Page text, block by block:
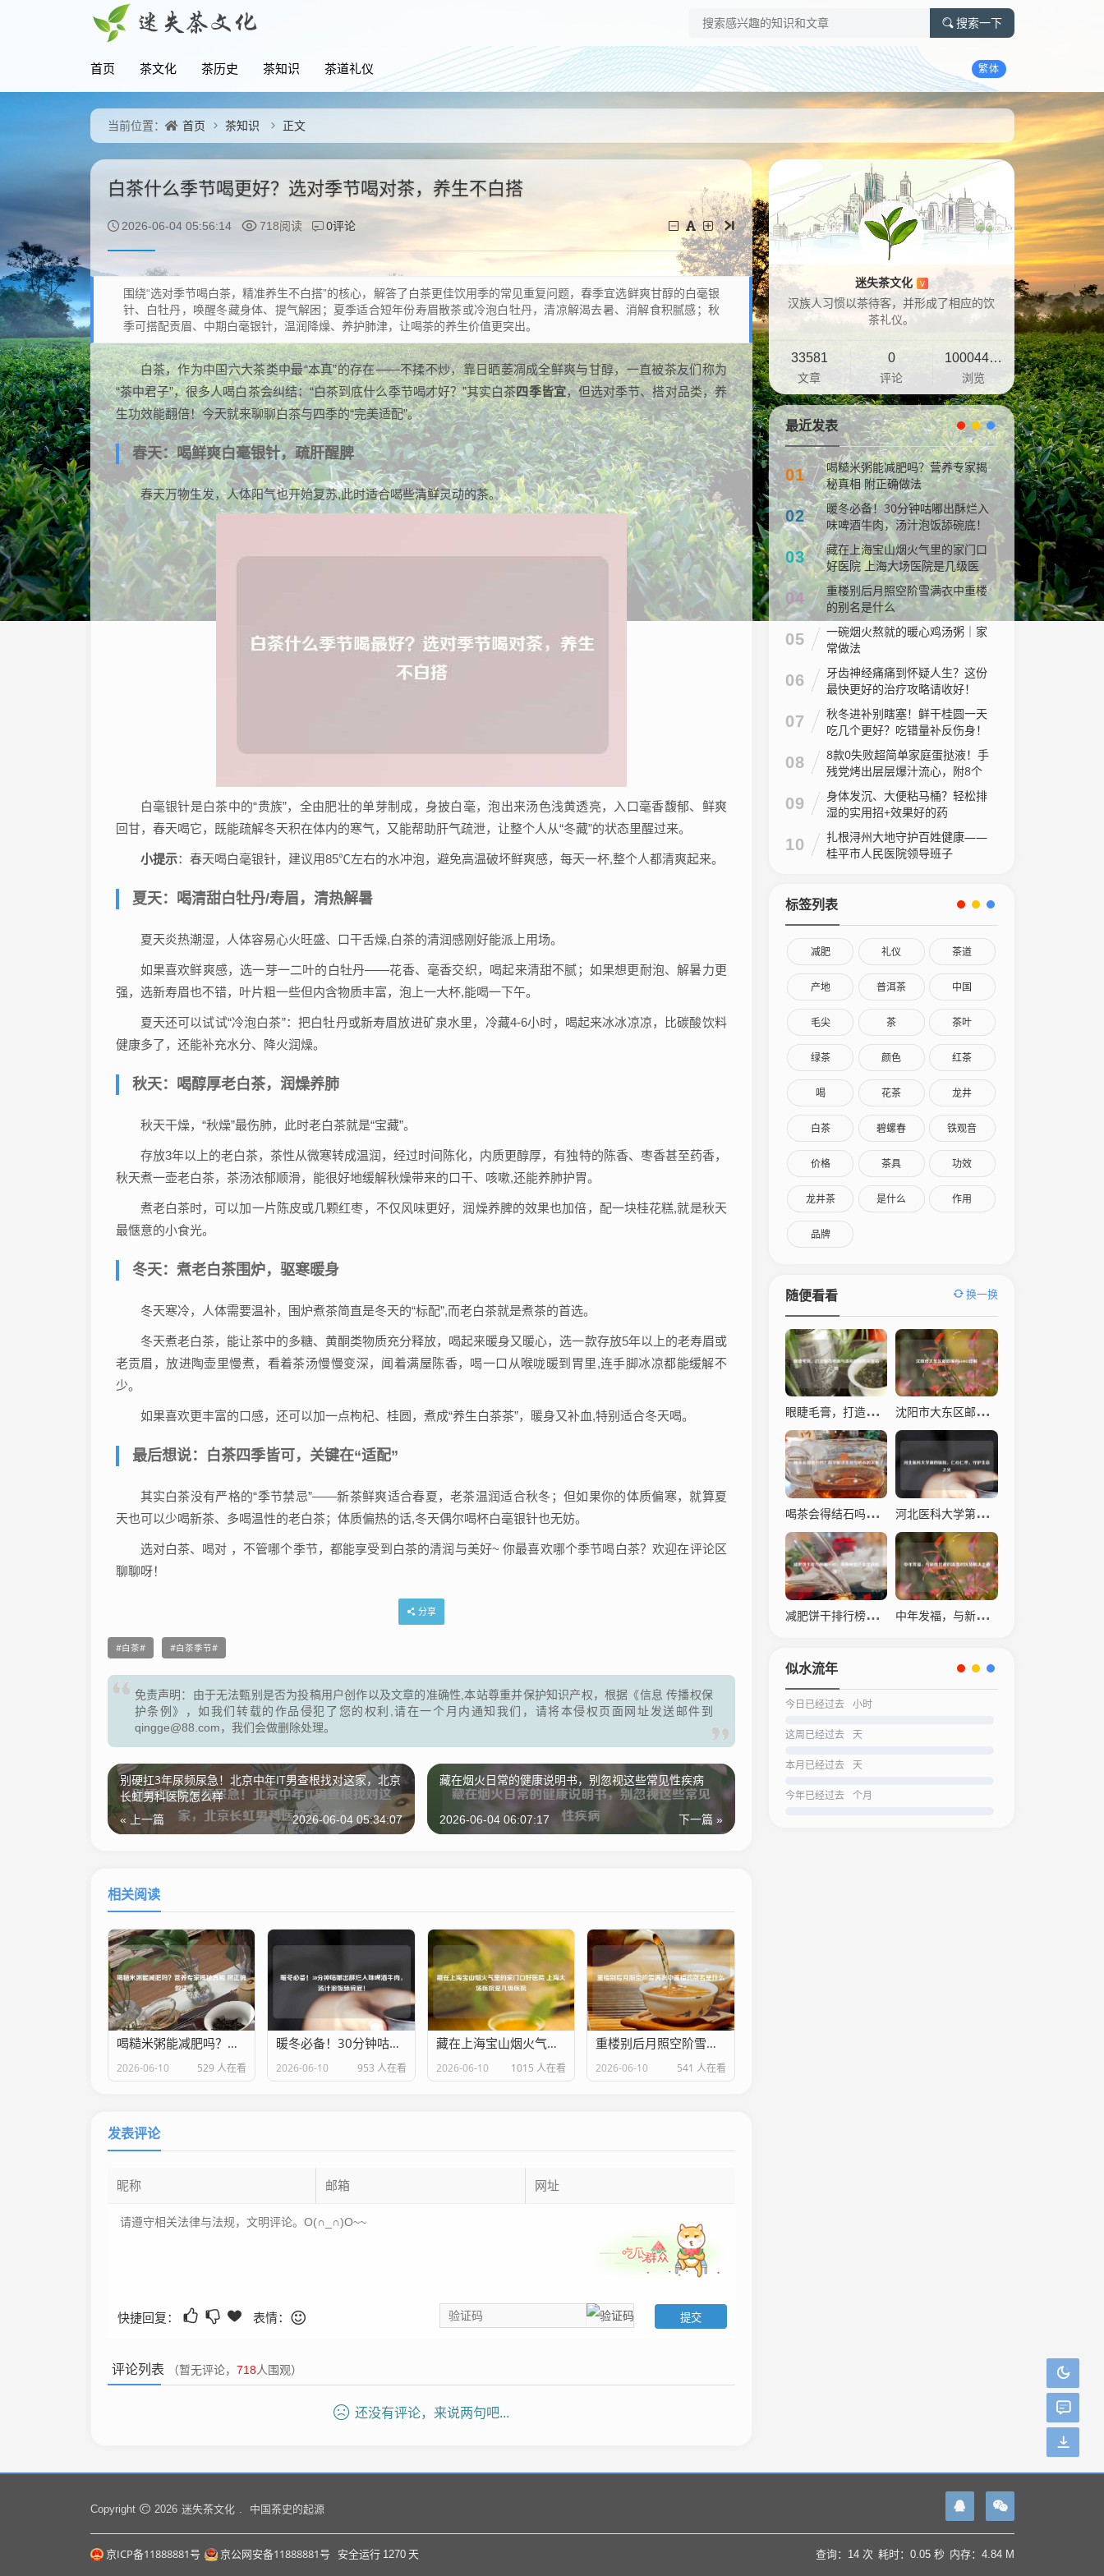
搜索一下
首页 茶文化 茶历史 茶知识 茶道礼仪 繁体
当前位置： 首页 茶知识 正文
白茶什么季节喝更好？选对季节喝对茶，养生不白搭
2026-06-04 05:56:14 718阅读 0评论
围绕“选对季节喝白茶，精准养生不白搭”的核心，解答了白茶更佳饮用季的常见重复问题，春季宜选鲜爽甘醇的白毫银
针、白牡丹，唤醒冬藏身体、提气解困；夏季适合短年份寿眉散茶或冷泡白牡丹，清凉解渴去暑、消解食积腻感；秋
季可搭配贡眉、中期白毫银针，温润降燥、养护肺津，让喝茶的养生价值更突出。
白茶，作为中国六大茶类中最“本真”的存在——不揉不炒，靠日晒萎凋成全鲜爽与甘醇，一直被茶友们称为
“茶中君子”，很多人喝白茶会纠结：“白茶到底什么季节喝才好？”其实白茶四季皆宜，但选对季节、搭对品类，养
生功效能翻倍！今天就来聊聊白茶与四季的“完美适配”。
春天：喝鲜爽白毫银针，疏肝醒脾
春天万物生发，人体阳气也开始复苏,此时适合喝些清鲜灵动的茶。
白毫银针是白茶中的“贵族”，全由肥壮的单芽制成，身披白毫，泡出来汤色浅黄透亮，入口毫香馥郁、鲜爽
回甘，春天喝它，既能疏解冬天积在体内的寒气，又能帮助肝气疏泄，让整个人从“冬藏”的状态里醒过来。
小提示：春天喝白毫银针，建议用85℃左右的水冲泡，避免高温破坏鲜爽感，每天一杯,整个人都清爽起来。
夏天：喝清甜白牡丹/寿眉，清热解暑
夏天炎热潮湿，人体容易心火旺盛、口干舌燥,白茶的清润感刚好能派上用场。
如果喜欢鲜爽感，选一芽一二叶的白牡丹——花香、毫香交织，喝起来清甜不腻；如果想更耐泡、解暑力更
强，选新寿眉也不错，叶片粗一些但内含物质丰富，泡上一大杯,能喝一下午。
夏天还可以试试“冷泡白茶”：把白牡丹或新寿眉放进矿泉水里，冷藏4-6小时，喝起来冰冰凉凉，比碳酸饮料
健康多了，还能补充水分、降火润燥。
秋天：喝醇厚老白茶，润燥养肺
秋天干燥，“秋燥”最伤肺，此时老白茶就是“宝藏”。
存放3年以上的老白茶，茶性从微寒转成温润，经过时间陈化，内质更醇厚，有独特的陈香、枣香甚至药香，
秋天煮一壶老白茶，茶汤浓郁顺滑，能很好地缓解秋燥带来的口干、咳嗽,还能养肺护胃。
煮老白茶时，可以加一片陈皮或几颗红枣，不仅风味更好，润燥养脾的效果也加倍，配一块桂花糕,就是秋天
最惬意的小食光。
冬天：煮老白茶围炉，驱寒暖身
冬天寒冷，人体需要温补，围炉煮茶简直是冬天的“标配”,而老白茶就是煮茶的首选。
冬天煮老白茶，能让茶中的多糖、黄酮类物质充分释放，喝起来暖身又暖心，选一款存放5年以上的老寿眉或
老贡眉，放进陶壶里慢煮，看着茶汤慢慢变深，闻着满屋陈香，喝一口从喉咙暖到胃里,连手脚冰凉都能缓解不
少。
如果喜欢更丰富的口感，还可以加一点枸杞、桂圆，煮成“养生白茶茶”，暖身又补血,特别适合冬天喝。
最后想说：白茶四季皆可，关键在“适配”
其实白茶没有严格的“季节禁忌”——新茶鲜爽适合春夏，老茶温润适合秋冬；但如果你的体质偏寒，就算夏
天也可以少喝新茶、多喝温性的老白茶；体质偏热的话,冬天偶尔喝杯白毫银针也无妨。
选对白茶、喝对 ，不管哪个季节，都能享受到白茶的清润与美好~ 你最喜欢哪个季节喝白茶？欢迎在评论区
聊聊呀！
分享
白茶 白茶季节
免责声明：由于无法甄别是否为投稿用户创作以及文章的准确性,本站尊重并保护知识产权，根据《信息 传播权保
护条例》，如我们转载的作品侵犯了您的权利,请在一个月内通知我们，请将本侵权页面网址发送邮件到
qingge@88.com，我们会做删除处理。
别硬扛3年尿频尿急！北京中年IT男查根找对这家，北京
长虹男科医院怎么样
« 上一篇 2026-06-04 05:34:07
藏在烟火日常的健康说明书，别忽视这些常见性疾病
下一篇 »
2026-06-04 06:07:17
相关阅读
喝糙米粥能减肥吗？营养专家揭秘真相 附正确做法
2026-06-10 529 人在看
暖冬必备！30分钟咕嘟出酥烂入味啤酒牛肉，汤汁泡饭舔碗底！
2026-06-10 953 人在看
藏在上海宝山烟火气里的家门口好医院 上海大场医院是几级医院
2026-06-10 1015 人在看
重楼别后月照空阶雪满衣中重楼的别名是什么
2026-06-10 541 人在看
发表评论
快捷回复： 表情：
评论列表 （暂无评论， 718人围观）
还没有评论，来说两句吧...
迷失茶文化 V
汉族人习惯以茶待客，并形成了相应的饮
茶礼仪。
33581
文章
0
评论
10004401
浏览
最近发表
01
喝糙米粥能减肥吗？营养专家揭
秘真相 附正确做法
02
暖冬必备！30分钟咕嘟出酥烂入
味啤酒牛肉，汤汁泡饭舔碗底！
03
藏在上海宝山烟火气里的家门口
好医院 上海大场医院是几级医
院
04
重楼别后月照空阶雪满衣中重楼
的别名是什么
05
一碗烟火熬就的暖心鸡汤粥｜家
常做法
06
牙齿神经痛痛到怀疑人生？这份
最快更好的治疗攻略请收好！
07
秋冬进补别瞎塞！鲜干桂圆一天
吃几个更好？吃错量补反伤身！
08
8款0失败超简单家庭蛋挞液！手
残党烤出层层爆汁流心，附8个
家庭做法视频
09
身体发沉、大便粘马桶？轻松排
湿的实用招+效果好的药
10
扎根浔州大地守护百姓健康——
桂平市人民医院领导班子
标签列表
减肥 礼仪 茶道
产地 普洱茶 中国
毛尖 茶 茶叶
绿茶 颜色 红茶
喝 花茶 龙井
白茶 碧螺春 铁观音
价格 茶具 功效
龙井茶 是什么 作用
品牌
随便看看 换一换
眼睫毛膏，打造魅力电眼与温和卸除的完整指南 沈阳市大东区邮政编码110043详解
喝茶会得结石吗？科学解读茶叶与结石的关系 河北医科大学第四医院，仁心仁术，守护生命之光
减肥饼干排行榜之一名，瘦身神器还是营销陷阱？ 中年发福，与新陈代谢的温柔对抗及解决之道
似水流年
今日已经过去 小时
这周已经过去 天
本月已经过去 天
今年已经过去 个月
Copyright 2026 迷失茶文化 . 中国茶史的起源
京ICP备11888881号 京公网安备11888881号 安全运行 1270 天 查询：14 次 耗时：0.05 秒 内存：4.84 M